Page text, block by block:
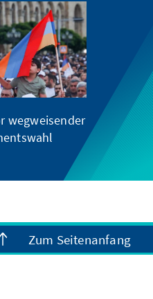
wegweisender
Zum Seitenanfang